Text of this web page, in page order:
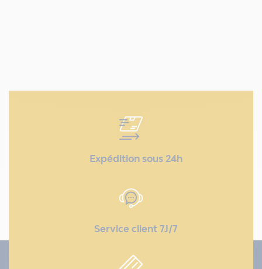
Expédition sous 24h
Service client 7J/7